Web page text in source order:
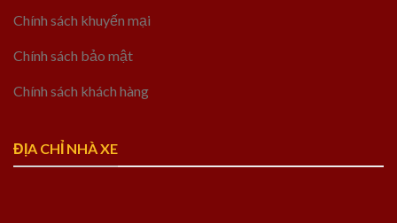
Chính sách khuyến mại
Chính sách bảo mật
Chính sách khách hàng
ĐỊA CHỈ NHÀ XE